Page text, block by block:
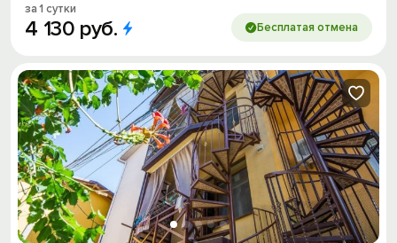
за 1 сутки
4 130 руб. Бесплатая отмена